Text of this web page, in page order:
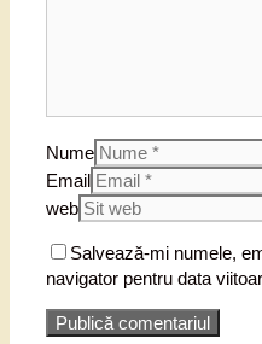
Nume
Email
web
Salvează-mi numele,
navigator pentru data